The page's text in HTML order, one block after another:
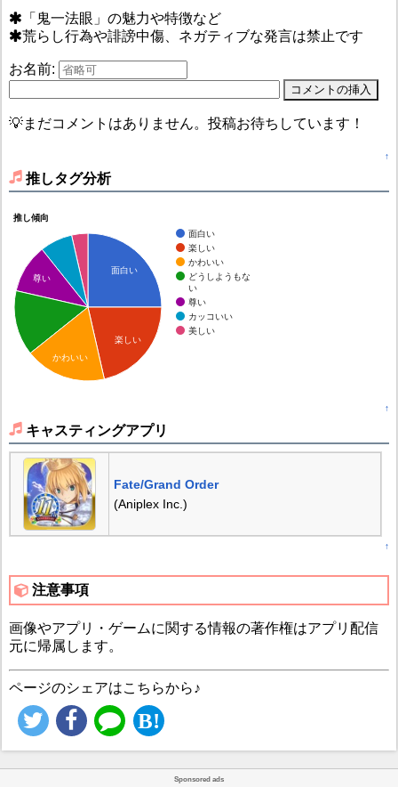
「鬼一法眼」の魅力や特徴など
荒らし行為や誹謗中傷、ネガティブな発言は禁止です
お名前:
💡まだコメントはありません。投稿お待ちしています！
↑
推しタグ分析
推し傾向
面白い
楽しい
かわいい
どうしようもな
い
尊い
カッコいい
美しい
面白い
楽しい
尊い
かわいい
↑
キャスティングアプリ
Fate/Grand Order
(Aniplex Inc.)
↑
注意事項
画像やアプリ・ゲームに関する情報の著作権はアプリ配信
元に帰属します。
ページのシェアはこちらから♪
Sponsored ads